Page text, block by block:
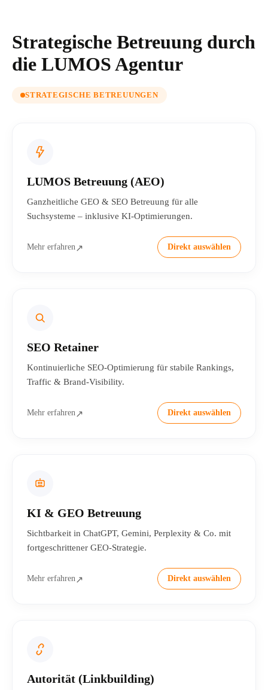
Strategische Betreuung durch
die LUMOS Agentur
STRATEGISCHE BETREUUNGEN
LUMOS Betreuung (AEO)
Ganzheitliche GEO & SEO Betreuung für alle
Suchsysteme – inklusive KI-Optimierungen.
Mehr erfahren↗ Direkt auswählen
SEO Retainer
Kontinuierliche SEO-Optimierung für stabile Rankings,
Traffic & Brand-Visibility.
Mehr erfahren↗ Direkt auswählen
KI & GEO Betreuung
Sichtbarkeit in ChatGPT, Gemini, Perplexity & Co. mit
fortgeschrittener GEO-Strategie.
Mehr erfahren↗ Direkt auswählen
Autorität (Linkbuilding)